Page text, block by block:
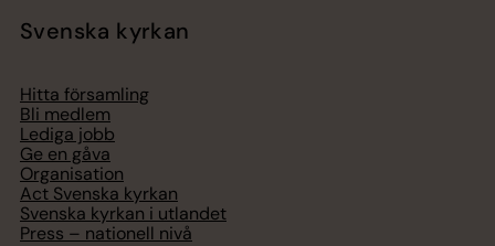
Svenska kyrkan
Hitta församling
Bli medlem
Lediga jobb
Ge en gåva
Organisation
Act Svenska kyrkan
Svenska kyrkan i utlandet
Press – nationell nivå